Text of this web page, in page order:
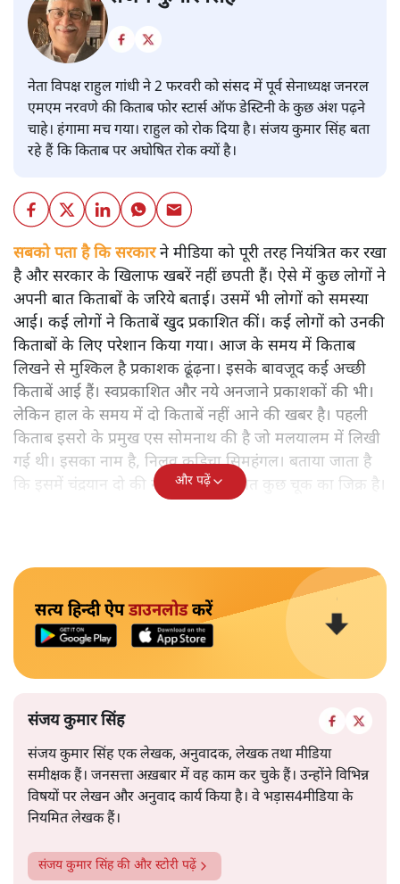
नेता विपक्ष राहुल गांधी ने 2 फरवरी को संसद में पूर्व सेनाध्यक्ष जनरल
एमएम नरवणे की किताब फोर स्टार्स ऑफ डेस्टिनी के कुछ अंश पढ़ने
चाहे। हंगामा मच गया। राहुल को रोक दिया है। संजय कुमार सिंह बता
रहे हैं कि किताब पर अघोषित रोक क्यों है।
सबको पता है कि सरकारने मीडिया को पूरी तरह नियंत्रित कर रखा
है और सरकार के खिलाफ खबरें नहीं छपती हैं। ऐसे में कुछ लोगों ने
अपनी बात किताबों के जरिये बताई। उसमें भी लोगों को समस्या
आई। कई लोगों ने किताबें खुद प्रकाशित कीं। कई लोगों को उनकी
किताबों के लिए परेशान किया गया। आज के समय में किताब
लिखने से मुश्किल है प्रकाशक ढूंढ़ना। इसके बावजूद कई अच्छी
किताबें आई हैं। स्वप्रकाशित और नये अनजाने प्रकाशकों की भी।
लेकिन हाल के समय में दो किताबें नहीं आने की खबर है। पहली
किताब इसरो के प्रमुख एस सोमनाथ की है जो मलयालम में लिखी
गई थी। इसका नाम है, निलवु कुडिचा सिमहंगल। बताया जाता है
कि इसमें चंद्रयान दो की नाकामी से संबंधित कुछ चूक का जिक्र है।
और पढ़ें
सत्य हिन्दी ऐपडाउनलोडकरें
संजय कुमार सिंह
संजय कुमार सिंह एक लेखक, अनुवादक, लेखक तथा मीडिया
समीक्षक हैं। जनसत्ता अख़बार में वह काम कर चुके हैं। उन्होंने विभिन्न
विषयों पर लेखन और अनुवाद कार्य किया है। वे भड़ास4मीडिया के
नियमित लेखक हैं।
संजय कुमार सिंहकी और स्टोरी पढ़ें